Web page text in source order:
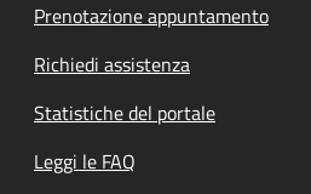
Prenotazione appuntamento
Richiedi assistenza
Statistiche del portale
Leggi le FAQ